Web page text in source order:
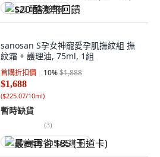
$20 酷澎幣回饋
sanosan S孕女神寵愛孕肌撫紋組 撫
紋霜 + 護理油, 75ml, 1組
首購折扣價 10%$1,888
$1,688
($225.07/10ml)
暫時缺貨
(3)
最高再省 $85 (王道卡)